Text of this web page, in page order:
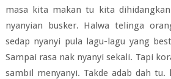
masa kita makan tu kita
nyanyian busker. Halwa telinga
sedap nyanyi pula lagu-lagu yang
Sampai rasa nak nyanyi sekali. Tapi
sambil menyanyi. Takde adab dah tu.